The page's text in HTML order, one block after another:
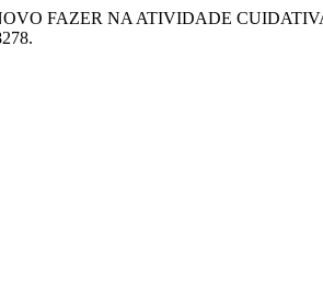
NOVO FAZER NA ATIVIDADE